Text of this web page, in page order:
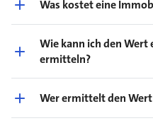
Was kostet eine
Wie kann ich den
ermitteln?
Wer ermittelt den